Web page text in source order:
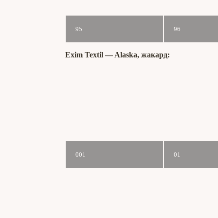
95 96
Exim Textil ― Alaska, жакард:
001 01